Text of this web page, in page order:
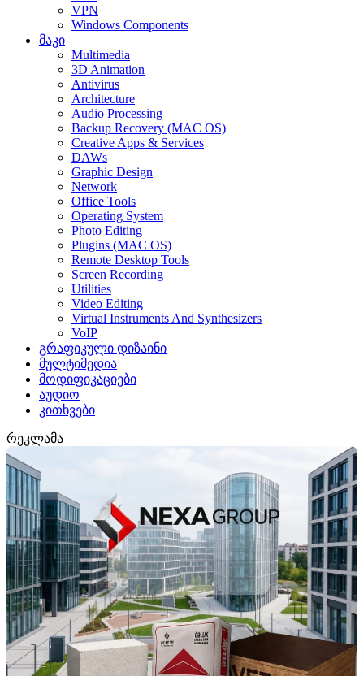
VPN
Windows Components
მაკი
Multimedia
3D Animation
Antivirus
Architecture
Audio Processing
Backup Recovery (MAC OS)
Creative Apps & Services
DAWs
Graphic Design
Network
Office Tools
Operating System
Photo Editing
Plugins (MAC OS)
Remote Desktop Tools
Screen Recording
Utilities
Video Editing
Virtual Instruments And Synthesizers
VoIP
გრაფიკული დიზაინი
მულტიმედია
მოდიფიკაციები
აუდიო
კითხვები
რეკლამა